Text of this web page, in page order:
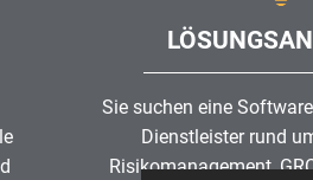
Sie suchen eine
Dienstleister rund
Risikomanagement,